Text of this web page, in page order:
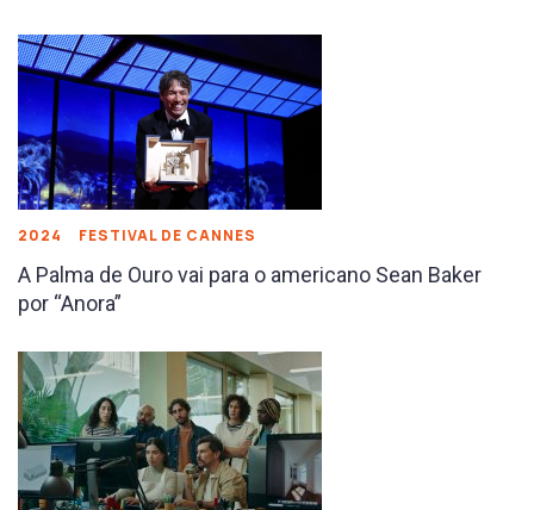
2024 FESTIVAL DE CANNES
A Palma de Ouro vai para o americano Sean Baker
por “Anora”